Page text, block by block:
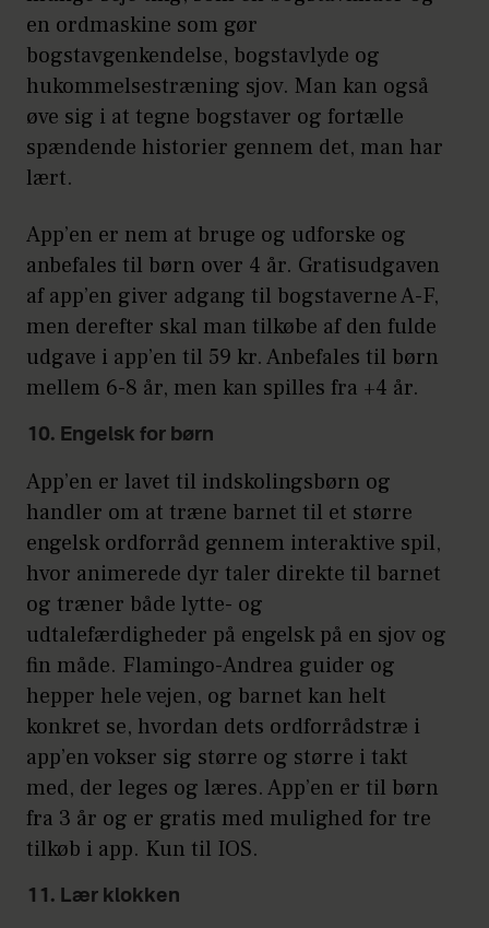
en ordmaskine som gør
bogstavgenkendelse, bogstavlyde og
hukommelsestræning sjov. Man kan også
øve sig i at tegne bogstaver og fortælle
spændende historier gennem det, man har
lært.
App’en er nem at bruge og udforske og
anbefales til børn over 4 år. Gratisudgaven
af app’en giver adgang til bogstaverne A-F,
men derefter skal man tilkøbe af den fulde
udgave i app’en til 59 kr. Anbefales til børn
mellem 6-8 år, men kan spilles fra +4 år.
10. Engelsk for børn
App’en er lavet til indskolingsbørn og
handler om at træne barnet til et større
engelsk ordforråd gennem interaktive spil,
hvor animerede dyr taler direkte til barnet
og træner både lytte- og
udtalefærdigheder på engelsk på en sjov og
fin måde. Flamingo-Andrea guider og
hepper hele vejen, og barnet kan helt
konkret se, hvordan dets ordforrådstræ i
app’en vokser sig større og større i takt
med, der leges og læres. App’en er til børn
fra 3 år og er gratis med mulighed for tre
tilkøb i app. Kun til IOS.
11. Lær klokken